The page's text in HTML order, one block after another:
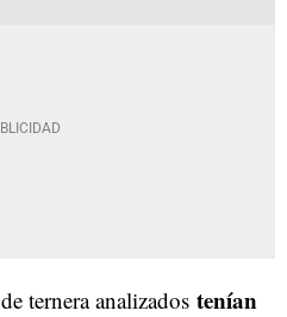
de ternera analizados tenían